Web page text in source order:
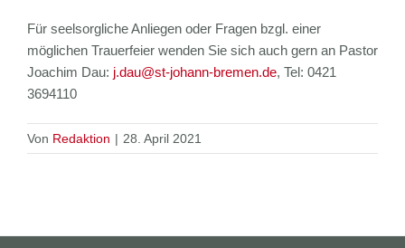
Für seelsorgliche Anliegen oder Fragen bzgl. einer
möglichen Trauerfeier wenden Sie sich auch gern an Pastor
Joachim Dau: j.dau@st-johann-bremen.de, Tel: 0421
3694110
Von Redaktion | 28. April 2021